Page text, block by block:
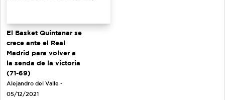
El Basket Quintanar se
crece ante el Real
Madrid para volver a
la senda de la victoria
(71-69)
Alejandro del Valle -
05/12/2021